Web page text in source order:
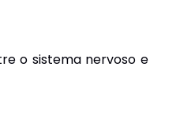
o sistema nervoso e